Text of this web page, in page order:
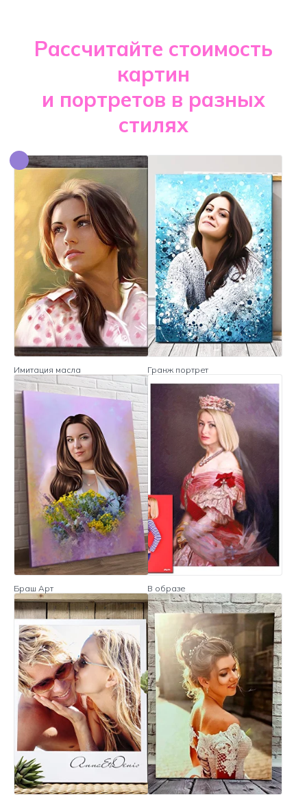
Рассчитайте стоимость
картин
и портретов в разных
стилях
Имитация масла Гранж портрет
Браш Арт В образе